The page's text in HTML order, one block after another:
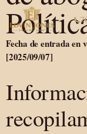
Fecha de entrada en
[2025/09/07]